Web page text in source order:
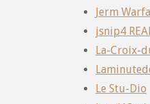
Jerm
jsnip4
La-Croix-
Le Stu-Dio